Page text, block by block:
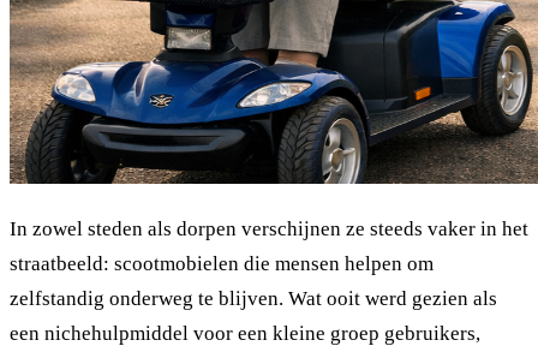
In zowel steden als dorpen verschijnen ze steeds vaker in het
straatbeeld: scootmobielen die mensen helpen om
zelfstandig onderweg te blijven. Wat ooit werd gezien als
een nichehulpmiddel voor een kleine groep gebruikers,